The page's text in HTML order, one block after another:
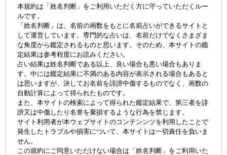
本規約は「姓名判断」をご利用いただく方に守っていただくルー
ルです。
「姓名判断」は、名前の画数をもとに名前占いができるサイトと
して運営しています。専門的な占いは、名前だけでなくさまざま
な角度から鑑定されるものと思います。そのため、本サイトの鑑
定結果は参考程度にお読みください。
占い結果は姓名判断である以上、良い場合も悪い場合もありま
す。中には鑑定結果に不満のある内容が表示される場合もあると
は思いますが、決してお名前を誹謗中傷するものでなく、画数の
自動計算によって得られたものです。
また、本サイトの検索によって得られた鑑定結果で、第三者を誹
謗又は中傷したり名誉を棄損するような行為を禁じます。
サイト利用者が本ウェブサイトのコンテンンツを利用したことで
発生したトラブルや損害について、本サイトは一切責任を負いま
せん。
この規約にご同意いただけない場合は「姓名判断」をご利用いた